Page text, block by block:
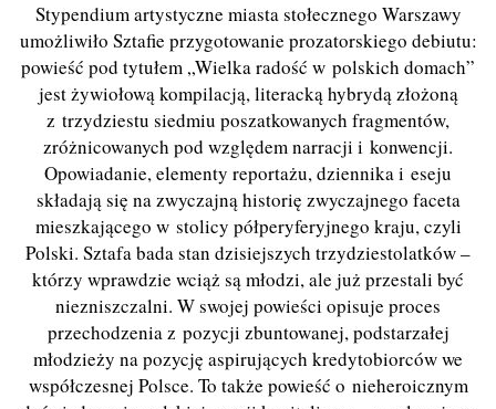
Stypendium artystyczne miasta stołecznego Warszawy
umożliwiło Sztafie przygotowanie prozatorskiego debiutu:
powieść pod tytułem „Wielka radość w polskich domach”
jest żywiołową kompilacją, literacką hybrydą złożoną
z trzydziestu siedmiu poszatkowanych fragmentów,
zróżnicowanych pod względem narracji i konwencji.
Opowiadanie, elementy reportażu, dziennika i eseju
składają się na zwyczajną historię zwyczajnego faceta
mieszkającego w stolicy półperyferyjnego kraju, czyli
Polski. Sztafa bada stan dzisiejszych trzydziestolatków –
którzy wprawdzie wciąż są młodzi, ale już przestali być
niezniszczalni. W swojej powieści opisuje proces
przechodzenia z pozycji zbuntowanej, podstarzałej
młodzieży na pozycję aspirujących kredytobiorców we
współczesnej Polsce. To także powieść o nieheroicznym